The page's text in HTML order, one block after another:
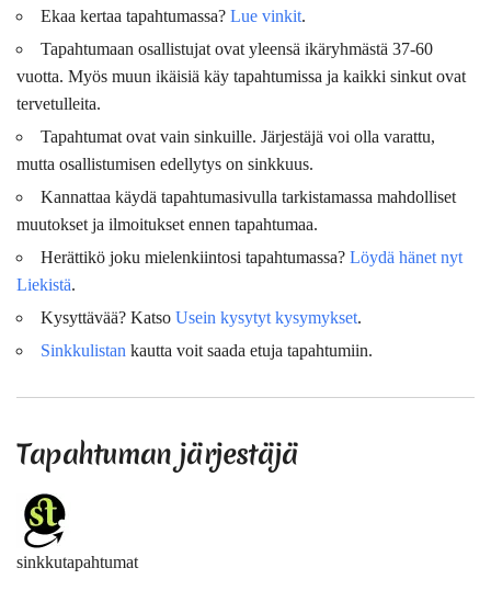
Ekaa kertaa tapahtumassa? Lue vinkit.
Tapahtumaan osallistujat ovat yleensä ikäryhmästä 37-60
vuotta. Myös muun ikäisiä käy tapahtumissa ja kaikki sinkut ovat
tervetulleita.
Tapahtumat ovat vain sinkuille. Järjestäjä voi olla varattu,
mutta osallistumisen edellytys on sinkkuus.
Kannattaa käydä tapahtumasivulla tarkistamassa mahdolliset
muutokset ja ilmoitukset ennen tapahtumaa.
Herättikö joku mielenkiintosi tapahtumassa? Löydä hänet nyt
Liekistä.
Kysyttävää? Katso Usein kysytyt kysymykset.
Sinkkulistan kautta voit saada etuja tapahtumiin.
Tapahtuman järjestäjä
sinkkutapahtumat